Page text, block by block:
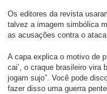
Os editores da revista
talvez a imagem simbólica
as acusações contra o
A capa explica o motivo de
cai’, o craque brasileiro vira
jogam sujo”. Você pode
fazer disso uma guerra